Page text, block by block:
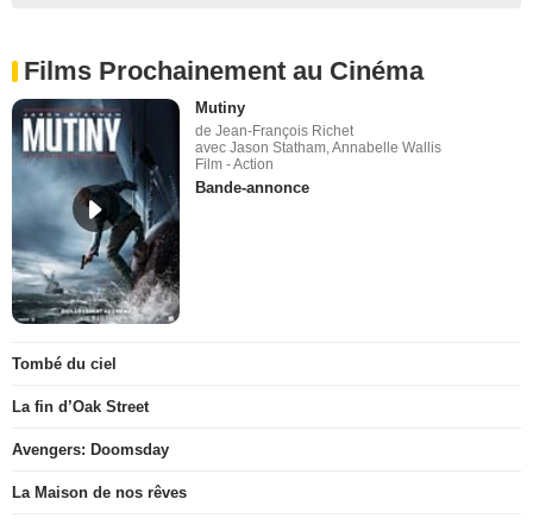
Films Prochainement au Cinéma
Mutiny
de Jean-François Richet
avec Jason Statham, Annabelle Wallis
Film - Action
Bande-annonce
Tombé du ciel
La fin d’Oak Street
Avengers: Doomsday
La Maison de nos rêves